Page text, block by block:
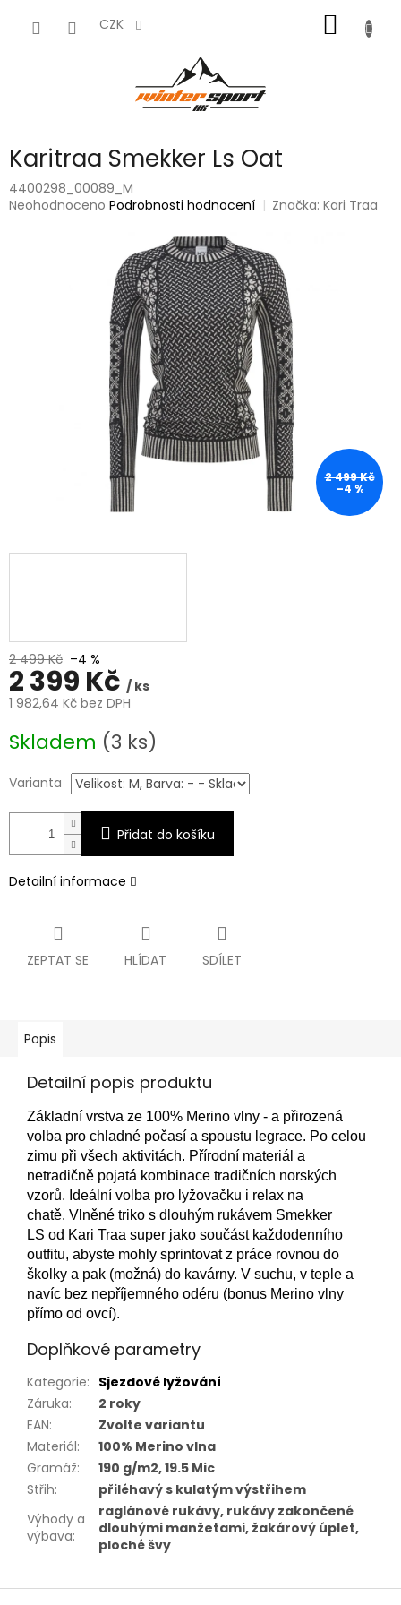
CZK
KOŠÍK
Karitraa Smekker Ls Oat
4400298_00089_M
Průměrné
Neohodnoceno Podrobnosti hodnocení Značka:Kari Traa
2 499 Kč
–4 %
2 499 Kč –4 %
2 399 Kč / ks
1 982,64 Kč bez DPH
cena:
Skladem (3 ks)
Varianta
Přidat do košíku
Detailní informace
ZEPTAT SE HLÍDAT SDÍLET
Popis
Detailní popis produktu
Základní vrstva ze 100% Merino vlny - a přirozená
volba pro chladné počasí a spoustu legrace. Po celou
zimu při všech aktivitách. Přírodní materiál a
netradičně pojatá kombinace tradičních norských
vzorů. Ideální volba pro lyžovačku i relax na
chatě. Vlněné triko s dlouhým rukávem Smekker
LS od Kari Traa super jako součást každodenního
outfitu, abyste mohly sprintovat z práce rovnou do
školky a pak (možná) do kavárny. V suchu, v teple a
navíc bez nepříjemného odéru (bonus Merino vlny
přímo od ovcí).
Doplňkové parametry
Kategorie: Sjezdové lyžování
Záruka:
2 roky
EAN:
Zvolte variantu
Materiál:
100% Merino vlna
Gramáž:
190 g/m2, 19.5 Mic
Střih:
přiléhavý s kulatým výstřihem
Výhody a
výbava:
raglánové rukávy, rukávy zakončené
dlouhými manžetami, žakárový úplet,
ploché švy
Z